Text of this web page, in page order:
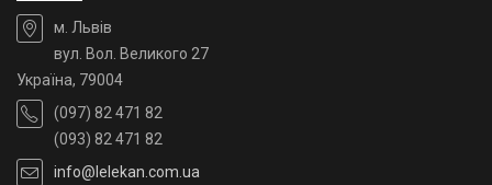
м. Львів
вул. Вол. Великого 27
Україна, 79004
(097) 82 471 82
(093) 82 471 82
info@lelekan.com.ua